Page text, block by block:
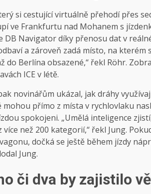
si cestující virtuálně přehodí přes
ve Frankfurtu nad Mohanem s
DB Navigator díky přenosu dat v
a zároveň zadá místo, na kterém
do Berlína obsazené,“ řekl Röhr.
ICE v létě.
novinářům ukázal, jak dráhy
přímo z místa v rychlovlaku
spokojeni. „Umělá inteligence
než 200 kategorií,“ řekl Jung.
dočká se ještě během jízdy
Jung.
či dva by zajistilo